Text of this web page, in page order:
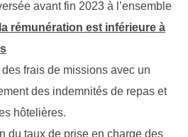
avant fin 2023 à l’ensemble
rémunération est inférieure à
frais de missions avec un
des indemnités de repas et
hôtelières.
du taux de prise en charge des